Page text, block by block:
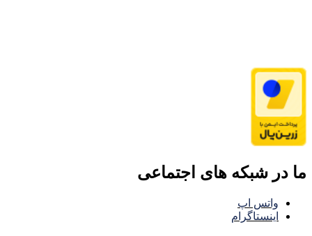
ما در شبکه های اجتماعی
واتس اپ
اینستاگرام